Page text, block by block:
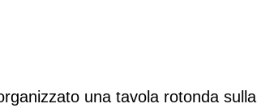
una tavola rotonda sulla